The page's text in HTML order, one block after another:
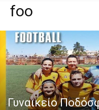
foo
Γυναικείο